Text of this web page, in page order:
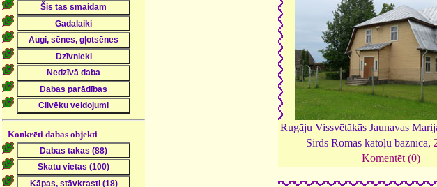
Konkrēti dabas objekti
Rugāju Vissvētākās Jaunavas
Sirds Romas katoļu baznīca,
Komentēt (0)